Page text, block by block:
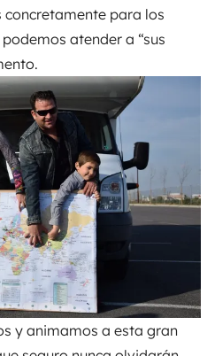
concretamente para los
atender a “sus
y animamos a esta gran